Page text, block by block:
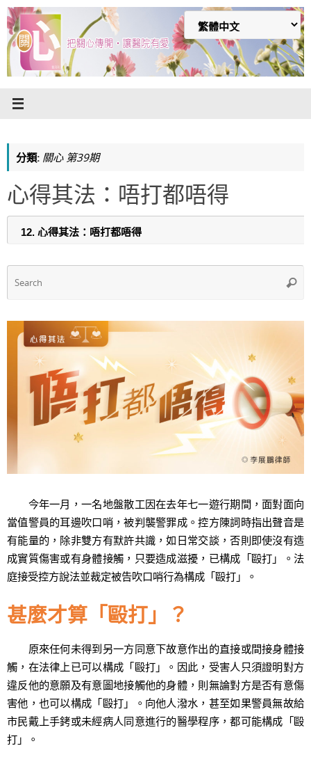
Skip
to
content
分類: 關心 第39期
心得其法：唔打都唔得
今年一月，一名地盤散工因在去年七一遊行期間，面對面向
當值警員的耳邊吹口哨，被判襲警罪成。控方陳詞時指出聲音是
有能量的，除非雙方有默許共識，如日常交談，否則即使沒有造
成實質傷害或有身體接觸，只要造成滋擾，已構成「毆打」。法
庭接受控方說法並裁定被告吹口哨行為構成「毆打」。
甚麼才算「毆打」？
原來任何未得到另一方同意下故意作出的直接或間接身體接
觸，在法律上已可以構成「毆打」。因此，受害人只須證明對方
違反他的意願及有意圖地接觸他的身體，則無論對方是否有意傷
害他，也可以構成「毆打」。向他人潑水，甚至如果警員無故給
市民戴上手銬或未經病人同意進行的醫學程序，都可能構成「毆
打」。